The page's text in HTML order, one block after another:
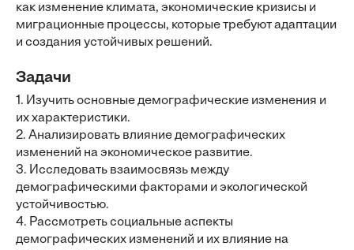
как изменение климата, экономические кризисы и
миграционные процессы, которые требуют адаптации
и создания устойчивых решений.
Задачи
1. Изучить основные демографические изменения и
их характеристики.
2. Анализировать влияние демографических
изменений на экономическое развитие.
3. Исследовать взаимосвязь между
демографическими факторами и экологической
устойчивостью.
4. Рассмотреть социальные аспекты
демографических изменений и их влияние на